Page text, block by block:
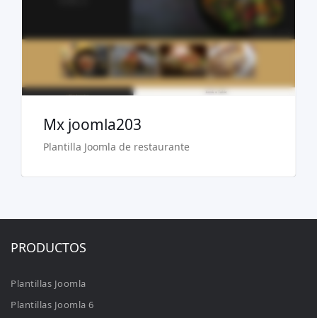
Mx joomla203
Plantilla Joomla de restaurante
PRODUCTOS
Plantillas Joomla
Plantillas Joomla 6